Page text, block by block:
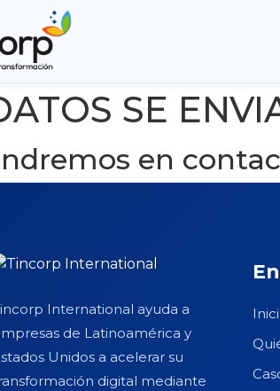
SE
en
International ayuda a
de Latinoamérica y
Unidos a acelerar su
digital mediante